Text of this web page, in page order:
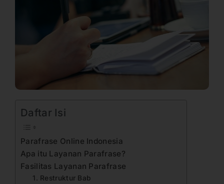
Daftar Isi
Parafrase Online Indonesia
Apa itu Layanan Parafrase?
Fasilitas Layanan Parafrase
1. Restruktur Bab